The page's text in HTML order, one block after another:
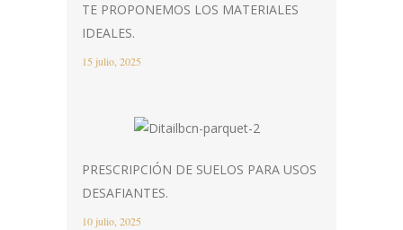
TE PROPONEMOS LOS MATERIALES
IDEALES.
15 julio, 2025
PRESCRIPCIÓN DE SUELOS PARA USOS
DESAFIANTES.
10 julio, 2025